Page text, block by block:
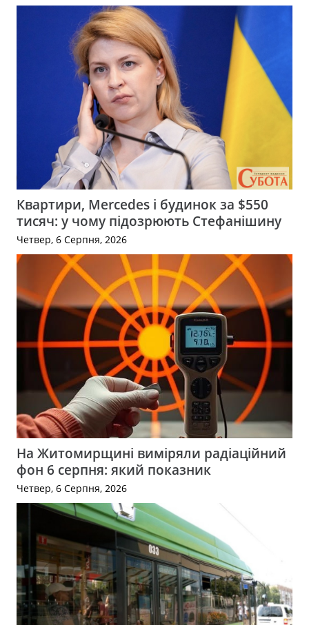
Квартири, Mercedes і будинок за $550
тисяч: у чому підозрюють Стефанішину
Четвер, 6 Серпня, 2026
На Житомирщині виміряли радіаційний
фон 6 серпня: який показник
Четвер, 6 Серпня, 2026